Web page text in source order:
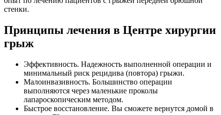
стенки.
Принципы лечения в Центре хирургии
грыж
Эффективность. Надежность выполненной операции и
минимальный риск рецидива (повтора) грыжи.
Малоинвазивность. Большинство операции
выполняются через маленькие проколы
лапароскопическим методом.
Быстрое восстановление. Вы сможете вернутся домой в